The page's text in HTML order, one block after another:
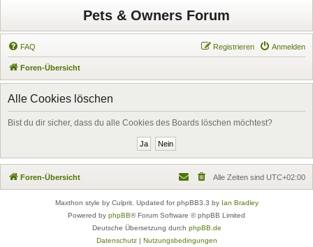
Pets & Owners Forum
FAQ Anmelden
Registrieren
Foren-Übersicht
Alle Cookies löschen
Bist du dir sicher, dass du alle Cookies des Boards löschen möchtest?
Foren-Übersicht Alle Zeiten sind UTC+02:00
Maxthon style by Culprit. Updated for phpBB3.3 by Ian Bradley
Powered by phpBB® Forum Software © phpBB Limited
Deutsche Übersetzung durch phpBB.de
Datenschutz| Nutzungsbedingungen